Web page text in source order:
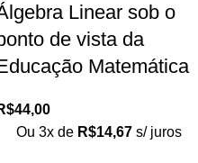
Linear sob o
de vista da
Matemática
44,00
Ou 3x de R$14,67 s/ juros